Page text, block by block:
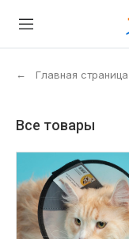
← Главная страница
Все товары